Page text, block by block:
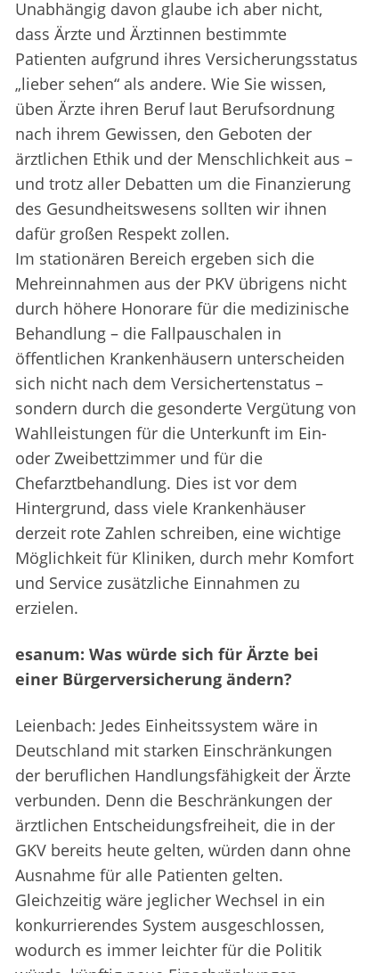
Unabhängig davon glaube ich aber nicht,
dass Ärzte und Ärztinnen bestimmte
Patienten aufgrund ihres Versicherungsstatus
„lieber sehen“ als andere. Wie Sie wissen,
üben Ärzte ihren Beruf laut Berufsordnung
nach ihrem Gewissen, den Geboten der
ärztlichen Ethik und der Menschlichkeit aus –
und trotz aller Debatten um die Finanzierung
des Gesundheitswesens sollten wir ihnen
dafür großen Respekt zollen.
Im stationären Bereich ergeben sich die
Mehreinnahmen aus der PKV übrigens nicht
durch höhere Honorare für die medizinische
Behandlung – die Fallpauschalen in
öffentlichen Krankenhäusern unterscheiden
sich nicht nach dem Versichertenstatus –
sondern durch die gesonderte Vergütung von
Wahlleistungen für die Unterkunft im Ein-
oder Zweibettzimmer und für die
Chefarztbehandlung. Dies ist vor dem
Hintergrund, dass viele Krankenhäuser
derzeit rote Zahlen schreiben, eine wichtige
Möglichkeit für Kliniken, durch mehr Komfort
und Service zusätzliche Einnahmen zu
erzielen.
esanum: Was würde sich für Ärzte bei
einer Bürgerversicherung ändern?
Leienbach: Jedes Einheitssystem wäre in
Deutschland mit starken Einschränkungen
der beruflichen Handlungsfähigkeit der Ärzte
verbunden. Denn die Beschränkungen der
ärztlichen Entscheidungsfreiheit, die in der
GKV bereits heute gelten, würden dann ohne
Ausnahme für alle Patienten gelten.
Gleichzeitig wäre jeglicher Wechsel in ein
konkurrierendes System ausgeschlossen,
wodurch es immer leichter für die Politik